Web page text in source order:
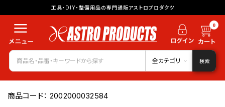
工具・DIY・整備用品の専門通販アストロプロダクツ
0
全カテゴリ 検索
商品コード：2002000032584